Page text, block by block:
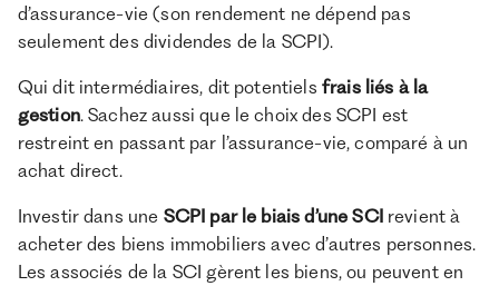
d’assurance-vie (son rendement ne dépend pas
seulement des dividendes de la SCPI).
Qui dit intermédiaires, dit potentiels frais liés à la
gestion. Sachez aussi que le choix des SCPI est
restreint en passant par l’assurance-vie, comparé à un
achat direct.
Investir dans une SCPI par le biais d’une SCIrevient à
acheter des biens immobiliers avec d’autres personnes.
Les associés de la SCI gèrent les biens, ou peuvent en